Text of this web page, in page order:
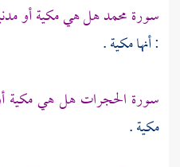
سورة محمد هل هي مكية أو
: أنها مكية .
سورة الحجرات هل هي مكية
مكية .